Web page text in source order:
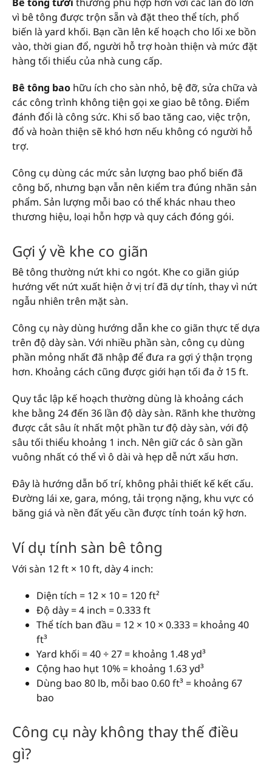
vì bê tông được trộn sẵn và đặt theo thể tích, phổ
biến là yard khối. Bạn cần lên kế hoạch cho lối xe bồn
vào, thời gian đổ, người hỗ trợ hoàn thiện và mức đặt
hàng tối thiểu của nhà cung cấp.
Bê tông bao hữu ích cho sàn nhỏ, bệ đỡ, sửa chữa và
các công trình không tiện gọi xe giao bê tông. Điểm
đánh đổi là công sức. Khi số bao tăng cao, việc trộn,
đổ và hoàn thiện sẽ khó hơn nếu không có người hỗ
trợ.
Công cụ dùng các mức sản lượng bao phổ biến đã
công bố, nhưng bạn vẫn nên kiểm tra đúng nhãn sản
phẩm. Sản lượng mỗi bao có thể khác nhau theo
thương hiệu, loại hỗn hợp và quy cách đóng gói.
Gợi ý về khe co giãn
Bê tông thường nứt khi co ngót. Khe co giãn giúp
hướng vết nứt xuất hiện ở vị trí đã dự tính, thay vì nứt
ngẫu nhiên trên mặt sàn.
Công cụ này dùng hướng dẫn khe co giãn thực tế dựa
trên độ dày sàn. Với nhiều phần sàn, công cụ dùng
phần mỏng nhất đã nhập để đưa ra gợi ý thận trọng
hơn. Khoảng cách cũng được giới hạn tối đa ở 15 ft.
Quy tắc lập kế hoạch thường dùng là khoảng cách
khe bằng 24 đến 36 lần độ dày sàn. Rãnh khe thường
được cắt sâu ít nhất một phần tư độ dày sàn, với độ
sâu tối thiểu khoảng 1 inch. Nên giữ các ô sàn gần
vuông nhất có thể vì ô dài và hẹp dễ nứt xấu hơn.
Đây là hướng dẫn bố trí, không phải thiết kế kết cấu.
Đường lái xe, gara, móng, tải trọng nặng, khu vực có
băng giá và nền đất yếu cần được tính toán kỹ hơn.
Ví dụ tính sàn bê tông
Với sàn 12 ft × 10 ft, dày 4 inch:
Diện tích = 12 × 10 = 120 ft²
Độ dày = 4 inch = 0.333 ft
Thể tích ban đầu = 12 × 10 × 0.333 = khoảng 40
ft³
Yard khối = 40 ÷ 27 = khoảng 1.48 yd³
Cộng hao hụt 10% = khoảng 1.63 yd³
Dùng bao 80 lb, mỗi bao 0.60 ft³ = khoảng 67
bao
Công cụ này không thay thế điều
gì?